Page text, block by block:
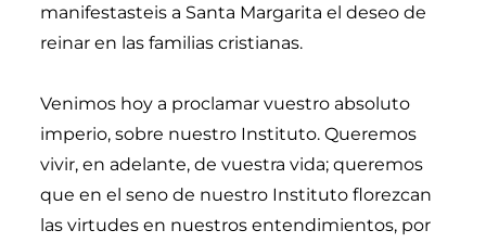
manifestasteis a Santa Margarita el deseo de
reinar en las familias cristianas.
Venimos hoy a proclamar vuestro absoluto
imperio, sobre nuestro Instituto. Queremos
vivir, en adelante, de vuestra vida; queremos
que en el seno de nuestro Instituto florezcan
las virtudes en nuestros entendimientos, por